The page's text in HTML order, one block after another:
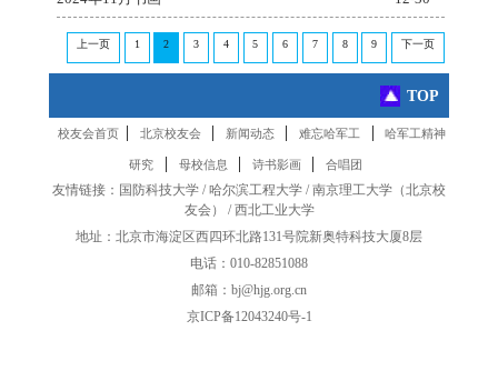
上一页 1 2 3 4 5 6 7 8 9 下一页
TOP
校友会首页 | 北京校友会 | 新闻动态 | 难忘哈军工 | 哈军工精神
研究 | 母校信息 | 诗书影画 | 合唱团
友情链接： 国防科技大学 /哈尔滨工程大学 /南京理工大学 （北京校
友会） /西北工业大学
地址：北京市海淀区西四环北路131号院新奥特科技大厦8层
电话：010-82851088
邮箱：bj@hjg.org.cn
京ICP备12043240号-1